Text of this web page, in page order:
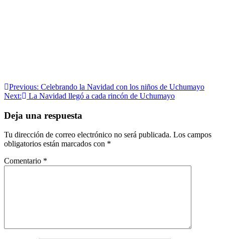
Navegación
de
entradas
Previous: Celebrando la Navidad con los niños de Uchumayo
Next:
La Navidad llegó a cada rincón de Uchumayo
Deja una respuesta
Tu dirección de correo electrónico no será publicada. Los campos
obligatorios están marcados con *
Comentario *